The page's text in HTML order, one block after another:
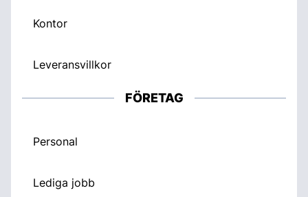
Kontor
Leveransvillkor
FÖRETAG
Personal
Lediga jobb